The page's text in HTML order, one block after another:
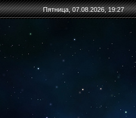
Пятница, 07.08.2026, 19:27